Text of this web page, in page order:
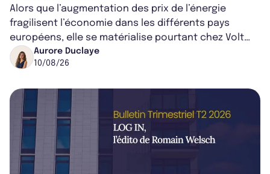
Alors que l’augmentation des prix de l’énergie
fragilisent l’économie dans les différents pays
européens, elle se matérialise pourtant chez Volt
Europe comme un levier d’entrée. La...
Aurore Duclaye
10/08/26